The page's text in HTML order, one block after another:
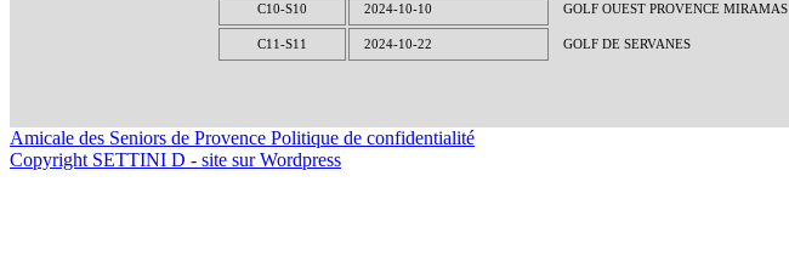
C10-S10 2024-10-10 GOLF OUEST PROVENCE MIRAMAS
C11-S11 2024-10-22 GOLF DE SERVANES
Amicale des Seniors de Provence Politique de confidentialité
Copyright SETTINI D - site sur Wordpress